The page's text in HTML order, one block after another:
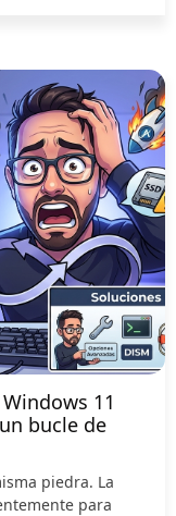
11
bucle de
piedra. La
para